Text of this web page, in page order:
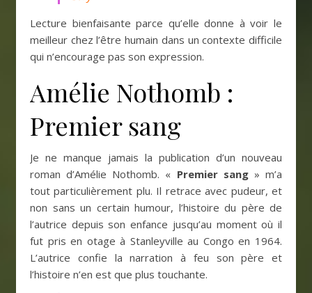
Lecture bienfaisante parce qu’elle donne à voir le
meilleur chez l’être humain dans un contexte difficile
qui n’encourage pas son expression.
Amélie Nothomb :
Premier sang
Je ne manque jamais la publication d’un nouveau
roman d’Amélie Nothomb. « Premier sang» m’a
tout particulièrement plu. Il retrace avec pudeur, et
non sans un certain humour, l’histoire du père de
l’autrice depuis son enfance jusqu’au moment où il
fut pris en otage à Stanleyville au Congo en 1964.
L’autrice confie la narration à feu son père et
l’histoire n’en est que plus touchante.